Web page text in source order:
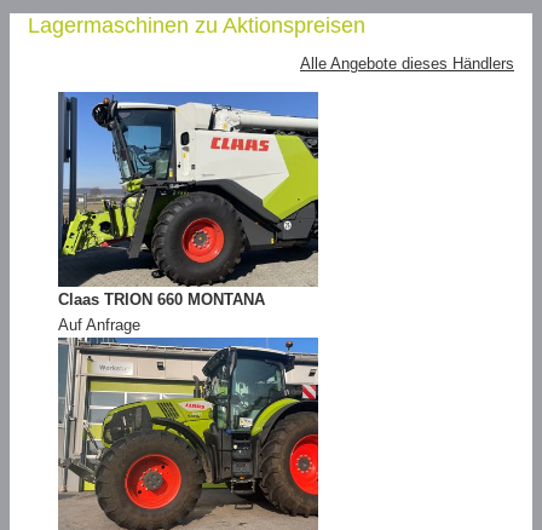
Lagermaschinen zu Aktionspreisen
Alle Angebote dieses Händlers
Claas TRION 660 MONTANA
Auf Anfrage